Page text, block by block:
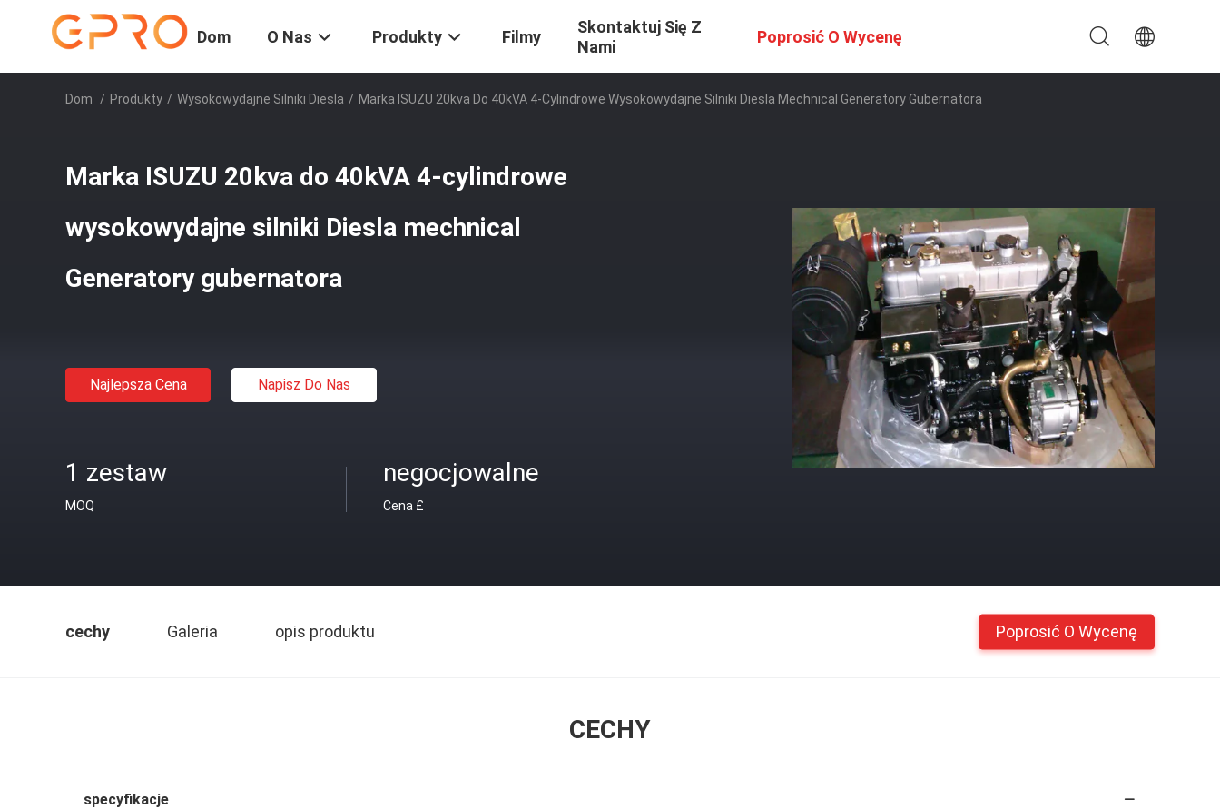
Dom O Nas Produkty Filmy
Skontaktuj Się Z
Nami
Poprosić O Wycenę
Dom / Produkty / Wysokowydajne Silniki Diesla / Marka ISUZU 20kva Do 40kVA 4-Cylindrowe Wysokowydajne Silniki Diesla Mechnical Generatory Gubernatora
Marka ISUZU 20kva do 40kVA 4-cylindrowe
wysokowydajne silniki Diesla mechnical
Generatory gubernatora
Najlepsza Cena Napisz Do Nas
1 zestaw
MOQ
negocjowalne
Cena £
cechy Galeria opis produktu Poprosić O Wycenę
CECHY
specyfikacje